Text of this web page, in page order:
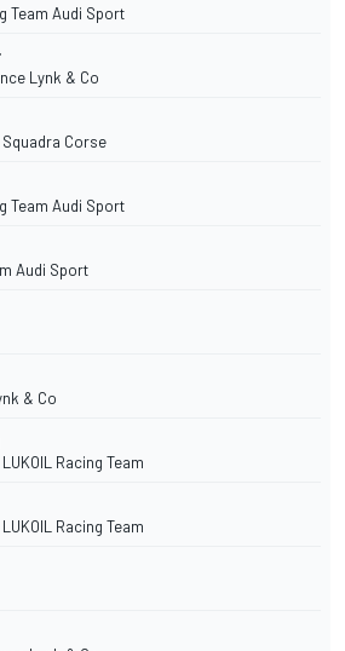
Team Audi Sport
Lynk & Co
Squadra Corse
Team Audi Sport
Audi Sport
& Co
Racing Team
Racing Team